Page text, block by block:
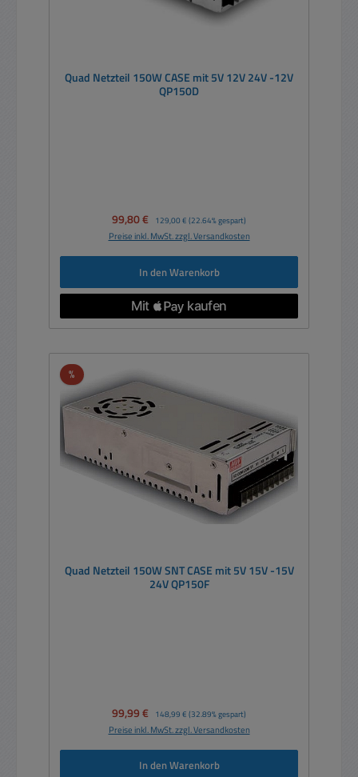
Quad Netzteil 150W CASE mit 5V 12V 24V -12V
QP150D
Verkaufspreis:
99,80 € Regulärer Preis:
129,00 € (22.64% gespart)
Preise inkl. MwSt. zzgl. Versandkosten
In den Warenkorb
%Rabatt
Quad Netzteil 150W SNT CASE mit 5V 15V -15V
24V QP150F
Verkaufspreis:
99,99 € Regulärer Preis:
148,99 € (32.89% gespart)
Preise inkl. MwSt. zzgl. Versandkosten
In den Warenkorb